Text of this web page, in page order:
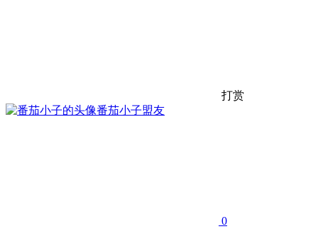
打赏
番茄小子盟友
0